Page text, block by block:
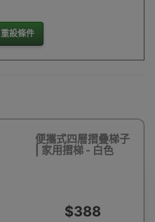
重設條件
便攜式四層摺疊梯子
| 家用摺梯 - 白色
$388